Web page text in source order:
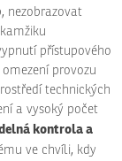
nezobrazovat
přístupového
provozu
technických
a vysoký počet
kontrola a
ve chvíli, kdy